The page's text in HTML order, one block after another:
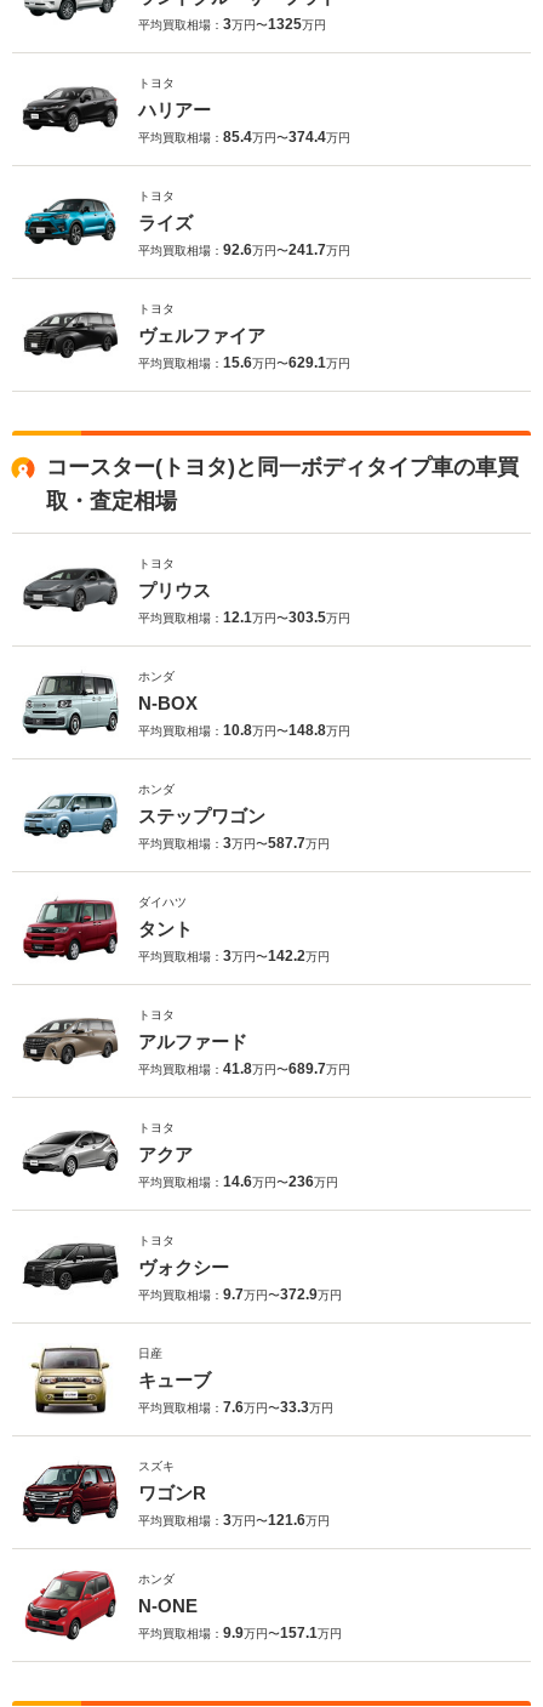
平均買取相場： 3万円〜1325万円
トヨタ
ハリアー
平均買取相場： 85.4万円〜374.4万円
トヨタ
ライズ
平均買取相場： 92.6万円〜241.7万円
トヨタ
ヴェルファイア
平均買取相場： 15.6万円〜629.1万円
コースター(トヨタ)と同一ボディタイプ車の車買
取・査定相場
トヨタ
プリウス
平均買取相場： 12.1万円〜303.5万円
ホンダ
N-BOX
平均買取相場： 10.8万円〜148.8万円
ホンダ
ステップワゴン
平均買取相場： 3万円〜587.7万円
ダイハツ
タント
平均買取相場： 3万円〜142.2万円
トヨタ
アルファード
平均買取相場： 41.8万円〜689.7万円
トヨタ
アクア
平均買取相場： 14.6万円〜236万円
トヨタ
ヴォクシー
平均買取相場： 9.7万円〜372.9万円
日産
キューブ
平均買取相場： 7.6万円〜33.3万円
スズキ
ワゴンR
平均買取相場： 3万円〜121.6万円
ホンダ
N-ONE
平均買取相場： 9.9万円〜157.1万円